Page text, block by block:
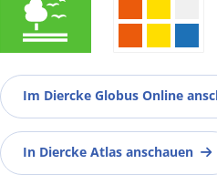
Im Diercke Globus Online
In Diercke Atlas anschauen